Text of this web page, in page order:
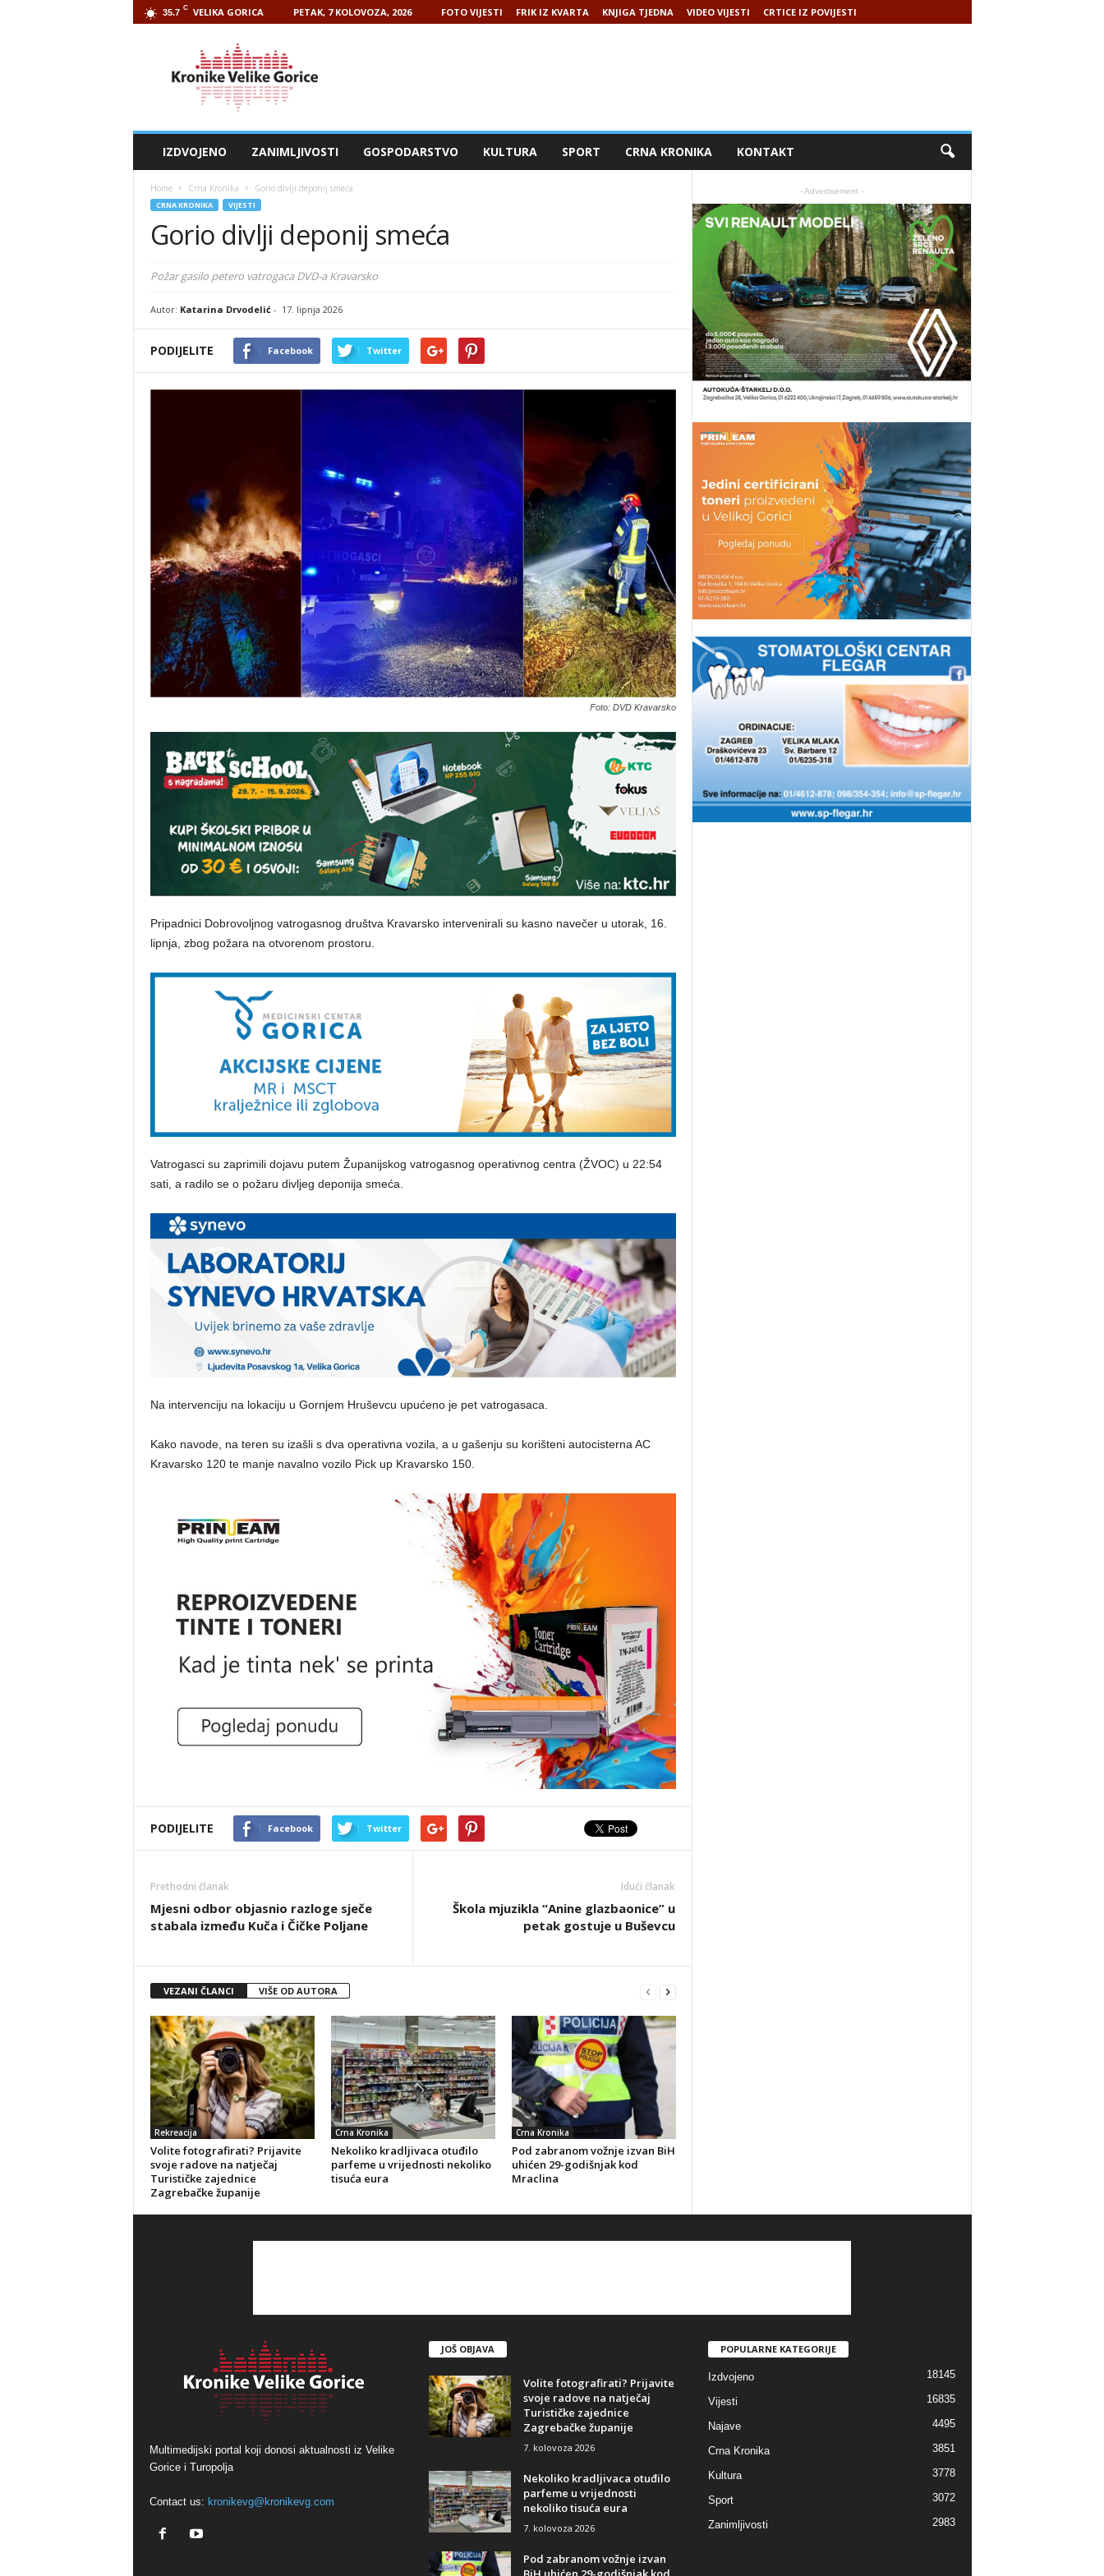
35.7 C VELIKA GORICA PETAK, 7 KOLOVOZA, 2026 FOTO VIJESTI FRIK IZ KVARTA KNJIGA TJEDNA VIDEO VIJESTI CRTICE IZ POVIJESTI
IZDVOJENO ZANIMLJIVOSTI GOSPODARSTVO KULTURA SPORT CRNA KRONIKA KONTAKT
Home Crna Kronika Gorio divlji deponij smeća
CRNA KRONIKA VIJESTI
Gorio divlji deponij smeća
Požar gasilo petero vatrogaca DVD-a Kravarsko
Autor: Katarina Drvodelić- 17. lipnja 2026
PODIJELITE Facebook Twitter
Foto: DVD Kravarsko
Pripadnici Dobrovoljnog vatrogasnog društva Kravarsko intervenirali su kasno navečer u utorak, 16.
lipnja, zbog požara na otvorenom prostoru.
Vatrogasci su zaprimili dojavu putem Županijskog vatrogasnog operativnog centra (ŽVOC) u 22:54
sati, a radilo se o požaru divljeg deponija smeća.
Na intervenciju na lokaciju u Gornjem Hruševcu upućeno je pet vatrogasaca.
Kako navode, na teren su izašli s dva operativna vozila, a u gašenju su korišteni autocisterna AC
Kravarsko 120 te manje navalno vozilo Pick up Kravarsko 150.
PODIJELITE Facebook Twitter
Prethodni članak
Mjesni odbor objasnio razloge sječe
stabala između Kuča i Čičke Poljane
Idući članak
Škola mjuzikla “Anine glazbaonice” u
petak gostuje u Buševcu
VEZANI ČLANCI VIŠE OD AUTORA
Rekreacija
Volite fotografirati? Prijavite
svoje radove na natječaj
Turističke zajednice
Zagrebačke županije
Crna Kronika
Nekoliko kradljivaca otuđilo
parfeme u vrijednosti nekoliko
tisuća eura
Crna Kronika
Pod zabranom vožnje izvan BiH
uhićen 29-godišnjak kod
Mraclina
- Advertisement -
Multimedijski portal koji donosi aktualnosti iz Velike
Gorice i Turopolja
Contact us: kronikevg@kronikevg.com
JOŠ OBJAVA
Volite fotografirati? Prijavite
svoje radove na natječaj
Turističke zajednice
Zagrebačke županije
7. kolovoza 2026
Nekoliko kradljivaca otuđilo
parfeme u vrijednosti
nekoliko tisuća eura
7. kolovoza 2026
Pod zabranom vožnje izvan
POPULARNE KATEGORIJE
Izdvojeno 18145
Vijesti 16835
Najave 4495
Crna Kronika 3851
Kultura 3778
Sport 3072
Zanimljivosti 2983